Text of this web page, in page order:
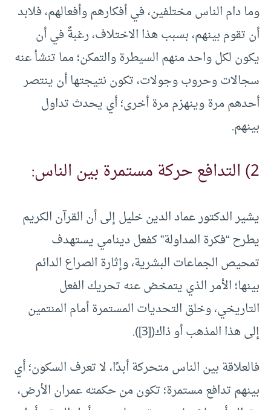
وما دام الناس مختلفين، في أفكارهم وأفعالهم، فلابد
أن تقوم بينهم، بسبب هذا الاختلاف، رغبةٌ في أن
يكون لكل واحد منهم السيطرة والتمكن؛ مما تنشأ عنه
سجالات وحروب وجولات، تكون نتيجتها أن ينتصر
أحدهم مرة وينهزم مرة أخرى؛ أي يحدث تداول
بينهم.
2) التدافع حركة مستمرة بين الناس:
يشير الدكتور عماد الدين خليل إلى أن القرآن الكريم
يطرح “فكرة المداولة” كفعل دينامي يستهدف
تمحيص الجماعات البشرية، وإثارة الصراع الدائم
بينها؛ الأمر الذي يتمخض عنه تحريك الفعل
التاريخي، وخلق التحديات المستمرة أمام المنتمين
إلى هذا المذهب أو ذاك([3]
).
فالعلاقة بين الناس متحركة أبدًا، لا تعرف السكون؛ أي
بينهم تدافع مستمرة؛ تكون من حكمته عمران الأرض،